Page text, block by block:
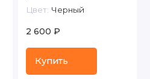
Цвет: Черный
2 600 ₽
Купить